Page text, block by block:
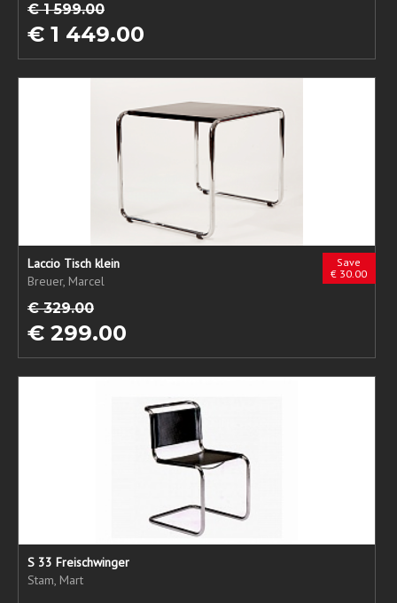
€ 1 599.00
€ 1 449.00
Save
€ 30.00
Laccio Tisch klein
Breuer, Marcel
€ 329.00
€ 299.00
S 33 Freischwinger
Stam, Mart